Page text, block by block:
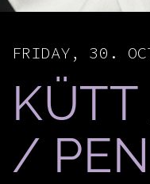
FRIDAY, 30.
/